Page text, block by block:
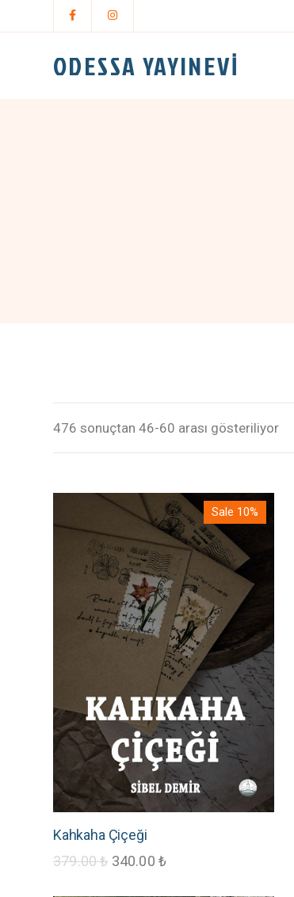
ODESSA YAYINEVİ
476 sonuçtan 46-60 arası gösteriliyor
Sale 10%
Kahkaha Çiçeği
379.00₺ 340.00 ₺